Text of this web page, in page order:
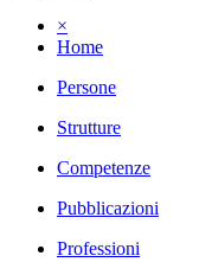
×
Home
Persone
Strutture
Competenze
Pubblicazioni
Professioni